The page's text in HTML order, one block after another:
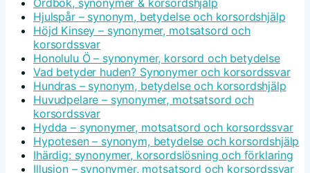
Ordbok, synonymer & korsordshjälp
Hjulspår – synonym, betydelse och korsordshjälp
Höjd Kinsey – synonymer, motsatsord och
korsordssvar
Honolulu Ö – synonymer, korsord och betydelse
Vad betyder huden? Synonymer och korsordssvar
Hundras – synonym, betydelse och korsordshjälp
Huvudpelare – synonymer, motsatsord och
korsordssvar
Hydda – synonymer, motsatsord och korsordssvar
Hypotesen – synonym, betydelse och korsordshjälp
Ihärdig: synonymer, korsordslösning och förklaring
Illusion – synonymer, motsatsord och korsordssvar